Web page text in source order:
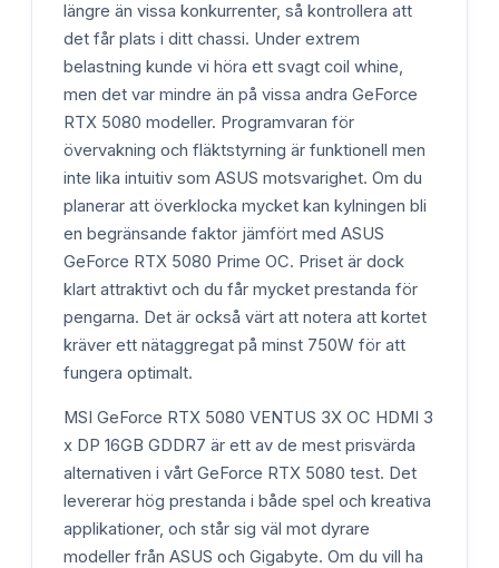
längre än vissa konkurrenter, så kontrollera att
det får plats i ditt chassi. Under extrem
belastning kunde vi höra ett svagt coil whine,
men det var mindre än på vissa andra GeForce
RTX 5080 modeller. Programvaran för
övervakning och fläktstyrning är funktionell men
inte lika intuitiv som ASUS motsvarighet. Om du
planerar att överklocka mycket kan kylningen bli
en begränsande faktor jämfört med ASUS
GeForce RTX 5080 Prime OC. Priset är dock
klart attraktivt och du får mycket prestanda för
pengarna. Det är också värt att notera att kortet
kräver ett nätaggregat på minst 750W för att
fungera optimalt.
MSI GeForce RTX 5080 VENTUS 3X OC HDMI 3
x DP 16GB GDDR7 är ett av de mest prisvärda
alternativen i vårt GeForce RTX 5080 test. Det
levererar hög prestanda i både spel och kreativa
applikationer, och står sig väl mot dyrare
modeller från ASUS och Gigabyte. Om du vill ha